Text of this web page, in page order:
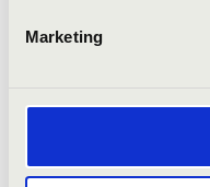
Marketing
orgonán.